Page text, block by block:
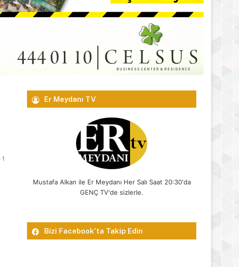
1
Er Meydanı TV
Mustafa Alkan ile Er Meydanı Her Salı Saat 20:30'da
GENÇ TV'de sizlerle.
Bizi Facebook’ta Takip Edin